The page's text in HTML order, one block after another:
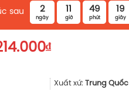
sau 2
ngày
11
giờ
49
phút
18
giây
286.000₫.
₫Giá
là:
Xuất xứ: Trung Quốc